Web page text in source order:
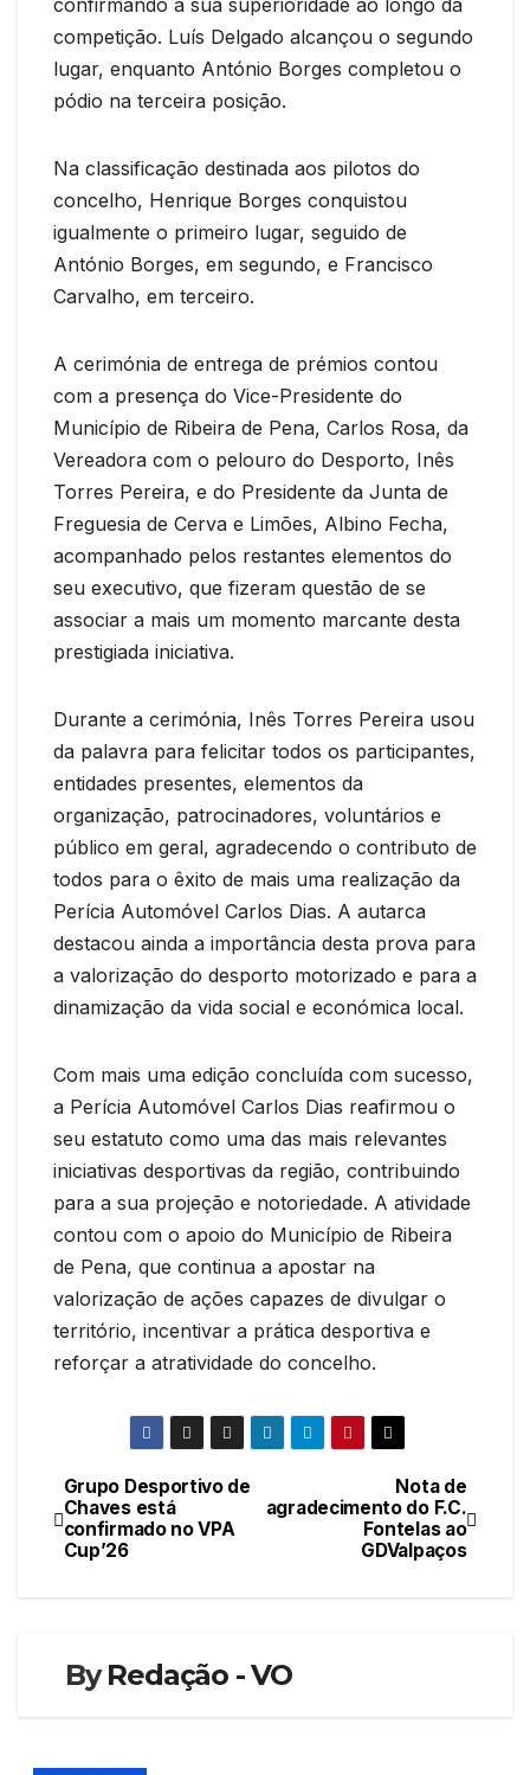
competição. Luís Delgado alcançou o segundo
lugar, enquanto António Borges completou o
pódio na terceira posição.
Na classificação destinada aos pilotos do
concelho, Henrique Borges conquistou
igualmente o primeiro lugar, seguido de
António Borges, em segundo, e Francisco
Carvalho, em terceiro.
A cerimónia de entrega de prémios contou
com a presença do Vice-Presidente do
Município de Ribeira de Pena, Carlos Rosa, da
Vereadora com o pelouro do Desporto, Inês
Torres Pereira, e do Presidente da Junta de
Freguesia de Cerva e Limões, Albino Fecha,
acompanhado pelos restantes elementos do
seu executivo, que fizeram questão de se
associar a mais um momento marcante desta
prestigiada iniciativa.
Durante a cerimónia, Inês Torres Pereira usou
da palavra para felicitar todos os participantes,
entidades presentes, elementos da
organização, patrocinadores, voluntários e
público em geral, agradecendo o contributo de
todos para o êxito de mais uma realização da
Perícia Automóvel Carlos Dias. A autarca
destacou ainda a importância desta prova para
a valorização do desporto motorizado e para a
dinamização da vida social e económica local.
Com mais uma edição concluída com sucesso,
a Perícia Automóvel Carlos Dias reafirmou o
seu estatuto como uma das mais relevantes
iniciativas desportivas da região, contribuindo
para a sua projeção e notoriedade. A atividade
contou com o apoio do Município de Ribeira
de Pena, que continua a apostar na
valorização de ações capazes de divulgar o
território, incentivar a prática desportiva e
reforçar a atratividade do concelho.
Navegação
de
Nota de
agradecimento do F.C.
Fontelas ao
GDValpaços
Grupo Desportivo de
Chaves está
confirmado no VPA
Cup’26
ByRedação - VO